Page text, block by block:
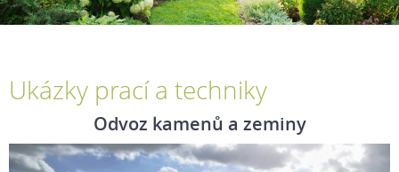
Ukázky prací a techniky
Odvoz kamenů a zeminy